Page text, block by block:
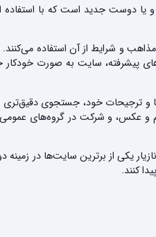
دوست جدید است که با استفاده
و شرایط از آن استفاده
پیشرفته، سایت به صورت
و ترجیحات خود، جستجوی
و عکس، و شرکت در گروه‌های
یکی از برترین سایت‌ها در
کنند.